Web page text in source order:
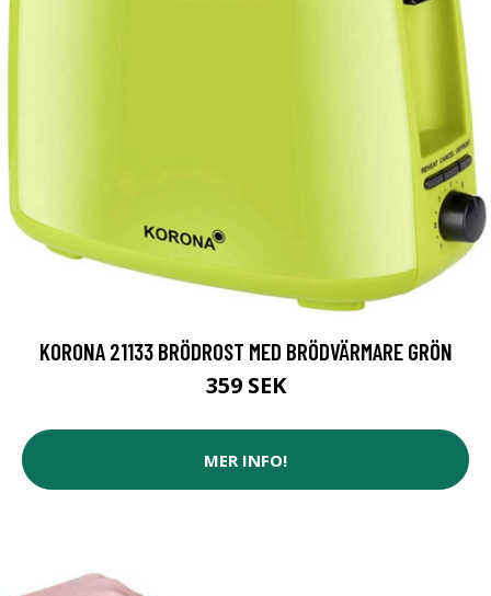
KORONA 21133 BRÖDROST MED BRÖDVÄRMARE GRÖN
359 SEK
MER INFO!